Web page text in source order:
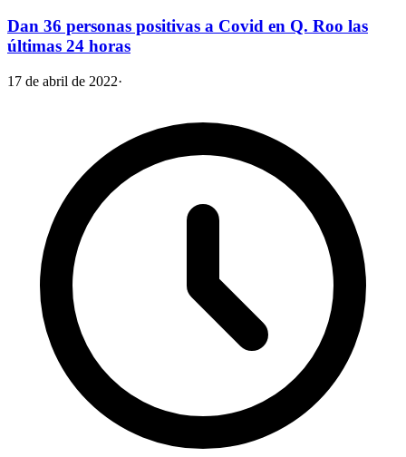
Dan 36 personas positivas a Covid en Q. Roo las
últimas 24 horas
17 de abril de 2022·